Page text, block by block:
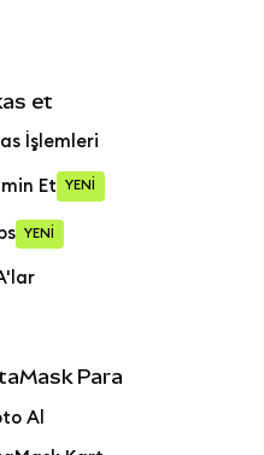
et
İşlemleri
Et YENİ
YENİ
Para
Al